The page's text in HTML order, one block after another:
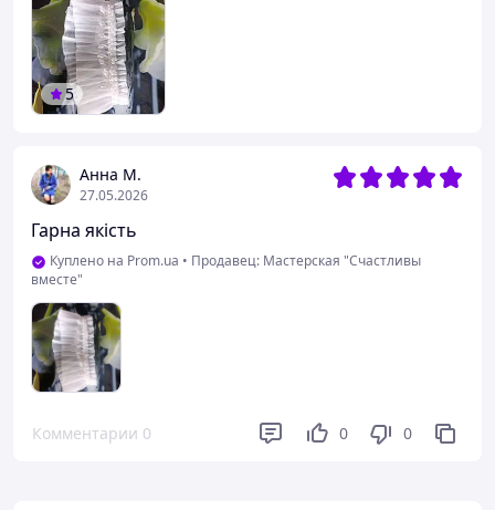
Анна М.
27.05.2026
Гарна якість
Куплено на Prom.ua • Продавец: Мастерская "Счастливы
вместе"
Комментарии 0 0 0
5